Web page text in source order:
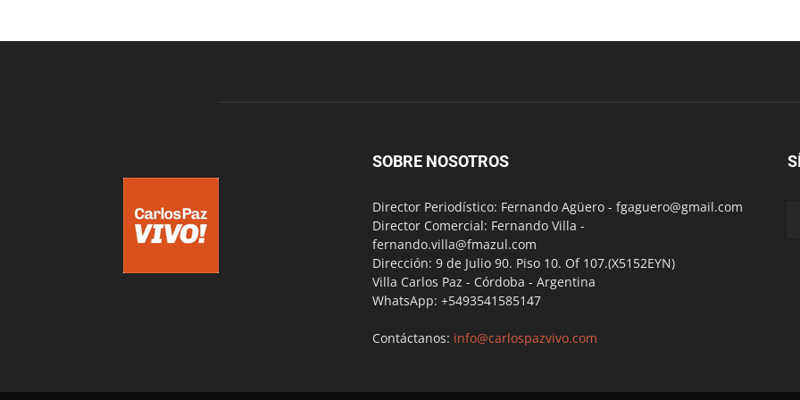
SOBRE NOSOTROS
Director Periodístico: Fernando Agüero - fgaguero@gmail.com
Director Comercial: Fernando Villa -
fernando.villa@fmazul.com
Dirección: 9 de Julio 90. Piso 10. Of 107.(X5152EYN)
Villa Carlos Paz - Córdoba - Argentina
WhatsApp: +5493541585147
Contáctanos: info@carlospazvivo.com